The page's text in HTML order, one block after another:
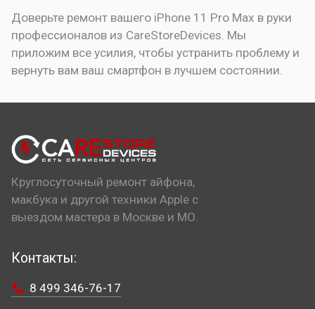
Доверьте ремонт вашего iPhone 11 Pro Max в руки
профессионалов из CareStoreDevices. Мы
приложим все усилия, чтобы устранить проблему и
вернуть вам ваш смартфон в лучшем состоянии.
Круглосуточный ремонт айфона,
макбука и другой техники Apple с
выездом мастера в Москве и МО.
Контакты:
8 499 346-76-17